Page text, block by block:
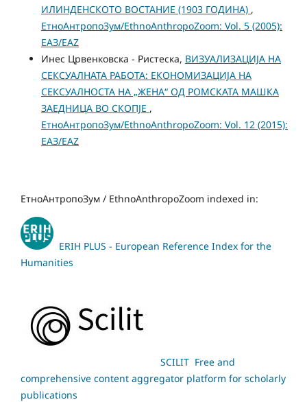
ИЛИНДЕНСКОТО ВОСТАНИЕ (1903 ГОДИНА) ,
ЕтноАнтропоЗум/EthnoAnthropoZoom: Vol. 5 (2005):
ЕАЗ/EAZ
Инес Црвенковска - Ристеска, ВИЗУАЛИЗАЦИЈА НА
СЕКСУАЛНАТА РАБОТА: ЕКОНОМИЗАЦИЈА НА
СЕКСУАЛНОСТА НА „ЖЕНА“ ОД РОМСКАТА МАШКА
ЗАЕДНИЦА ВО СКОПЈЕ ,
ЕтноАнтропоЗум/EthnoAnthropoZoom: Vol. 12 (2015):
ЕАЗ/EAZ
ЕтноАнтропоЗум / EthnoAnthropoZoom indexed in:
ERIH PLUS - European Reference Index for the
Humanities
SCILIT Free and
comprehensive content aggregator platform for scholarly
publications